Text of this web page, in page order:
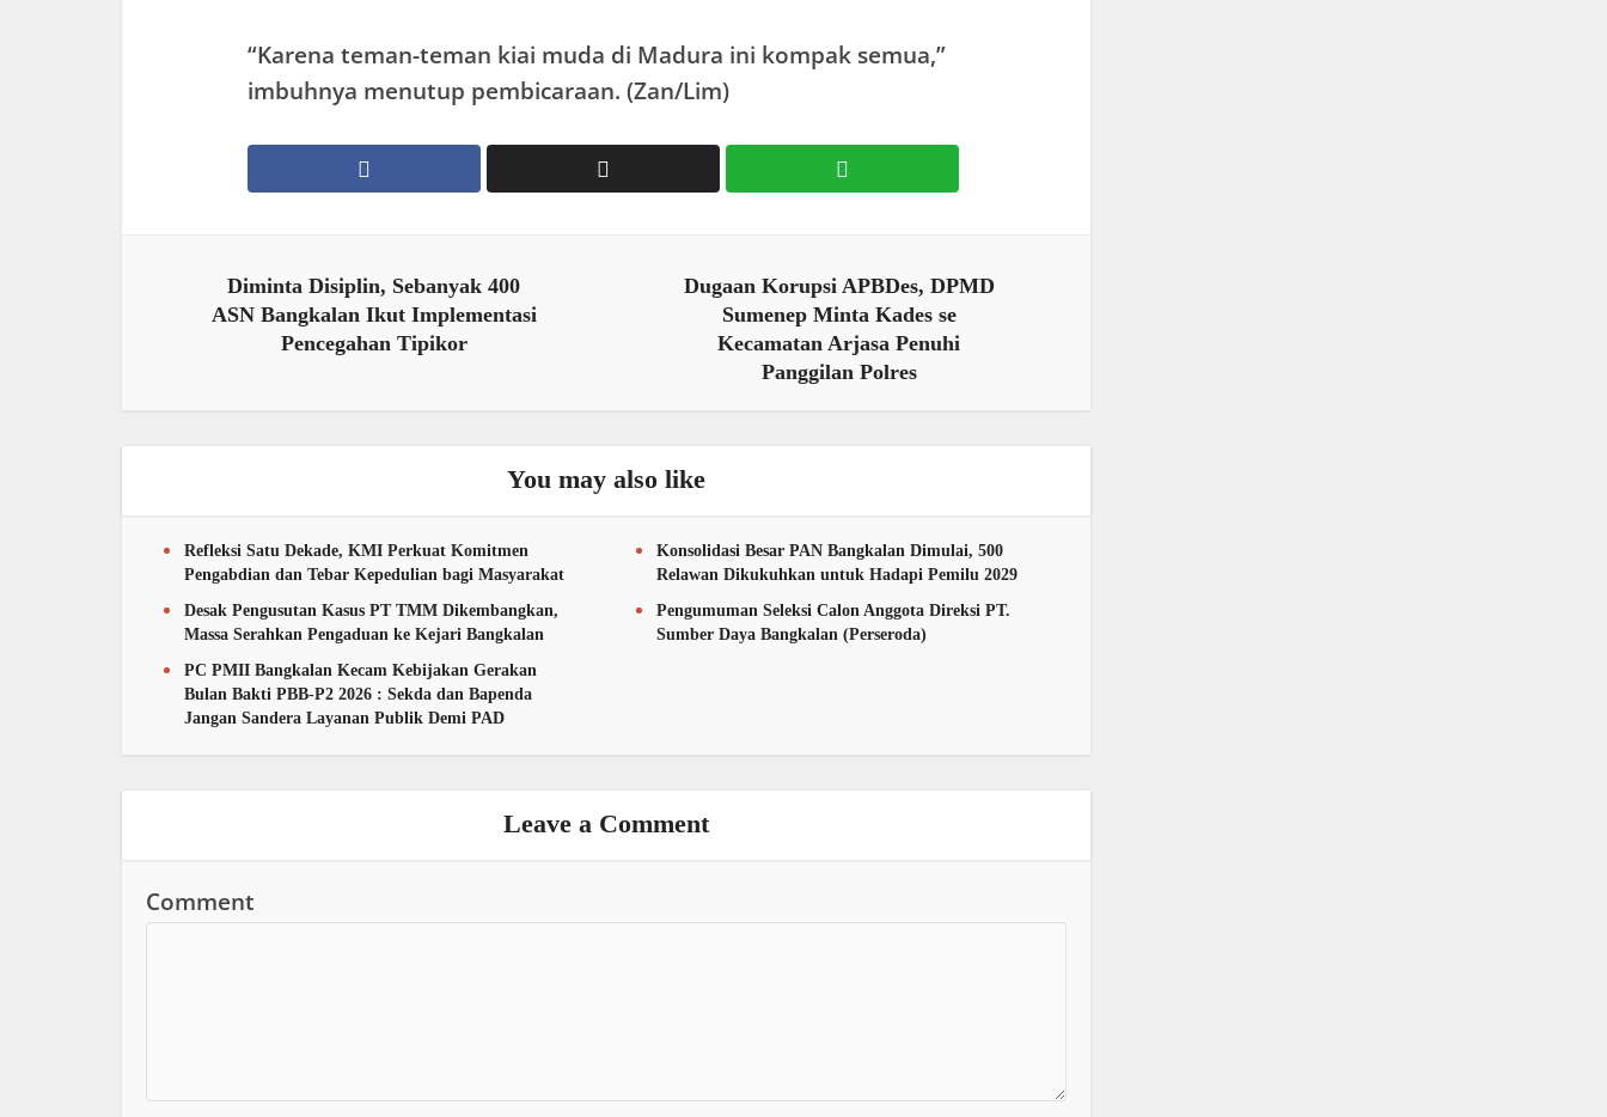
“Karena teman-teman kiai muda di Madura ini kompak semua,”
imbuhnya menutup pembicaraan. (Zan/Lim)
Diminta Disiplin, Sebanyak 400
ASN Bangkalan Ikut Implementasi
Pencegahan Tipikor
Dugaan Korupsi APBDes, DPMD
Sumenep Minta Kades se
Kecamatan Arjasa Penuhi
Panggilan Polres
You may also like
Refleksi Satu Dekade, KMI Perkuat Komitmen
Pengabdian dan Tebar Kepedulian bagi Masyarakat
Konsolidasi Besar PAN Bangkalan Dimulai, 500
Relawan Dikukuhkan untuk Hadapi Pemilu 2029
Desak Pengusutan Kasus PT TMM Dikembangkan,
Massa Serahkan Pengaduan ke Kejari Bangkalan
Pengumuman Seleksi Calon Anggota Direksi PT.
Sumber Daya Bangkalan (Perseroda)
PC PMII Bangkalan Kecam Kebijakan Gerakan
Bulan Bakti PBB-P2 2026 : Sekda dan Bapenda
Jangan Sandera Layanan Publik Demi PAD
Leave a Comment
Comment